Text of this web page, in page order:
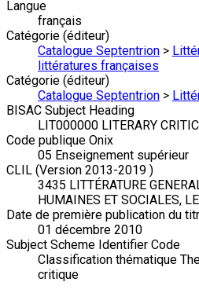
Langue
français
Catégorie (éditeur)
Catalogue Septentrion >
littératures françaises
Catégorie (éditeur)
Catalogue Septentrion >
BISAC Subject Heading
LIT000000 LITERARY
Code publique Onix
05 Enseignement supérieur
CLIL (Version 2013-2019 )
3435 LITTÉRATURE
HUMAINES ET SOCIALES,
Date de première publication du
01 décembre 2010
Subject Scheme Identifier Code
Classification thématique
critique